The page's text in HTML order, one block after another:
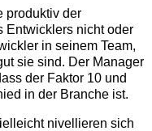
produktiv der
Entwicklers nicht oder
in seinem Team,
sie sind. Der Manager
der Faktor 10 und
in der Branche ist.
nivellieren sich